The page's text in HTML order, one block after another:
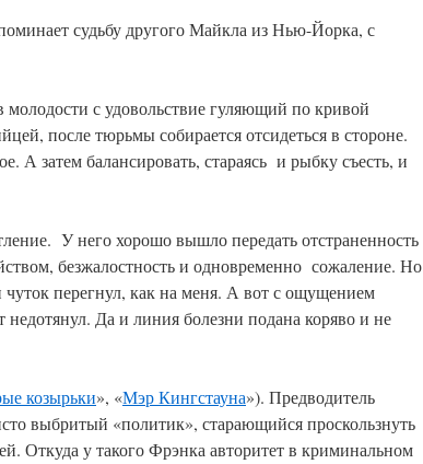
судьбу другого Майкла из Нью-Йорка, с
молодости с удовольствие гуляющий по кривой
после тюрьмы собирается отсидеться в стороне.
А затем балансировать, стараясь и рыбку съесть, и
У него хорошо вышло передать отстраненность
безжалостность и одновременно сожаление. Но
чуток перегнул, как на меня. А вот с ощущением
недотянул. Да и линия болезни подана коряво и не
козырьки», «Мэр Кингстауна»). Предводитель
выбритый «политик», старающийся проскользнуть
Откуда у такого Фрэнка авторитет в криминальном